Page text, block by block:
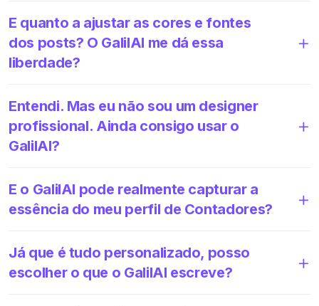
E quanto a ajustar as cores e fontes
dos posts? O GalilAI me dá essa
liberdade?
Entendi. Mas eu não sou um designer
profissional. Ainda consigo usar o
GalilAI?
E o GalilAI pode realmente capturar a
essência do meu perfil de Contadores?
Já que é tudo personalizado, posso
escolher o que o GalilAI escreve?